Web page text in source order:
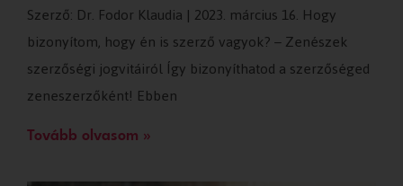
Szerző: Dr. Fodor Klaudia | 2023. március 16. Hogy
bizonyítom, hogy én is szerző vagyok? – Zenészek
szerzőségi jogvitáiról Így bizonyíthatod a szerzőséged
zeneszerzőként! Ebben
Tovább olvasom »